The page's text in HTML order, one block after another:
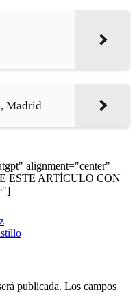
Madrid
alignment="center"
ESTE ARTÍCULO CON
publicada. Los campos